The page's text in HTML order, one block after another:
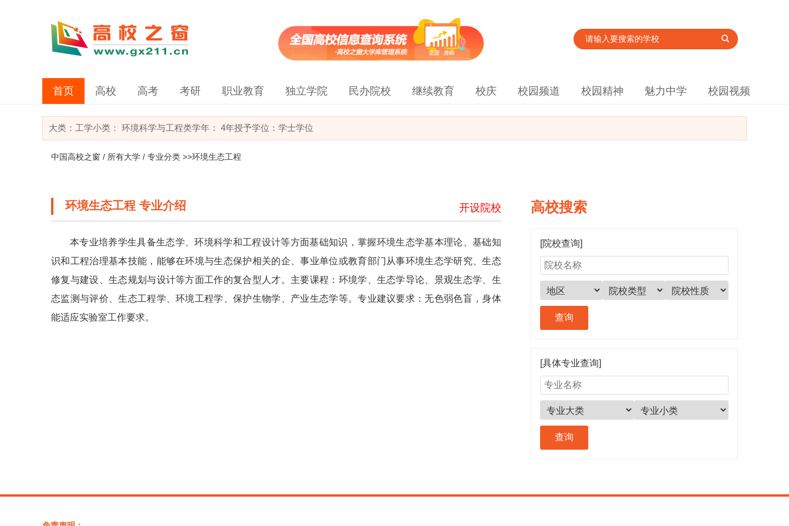
首页 高校 高考 考研 职业教育 独立学院 民办院校 继续教育 校庆 校园频道 校园精神 魅力中学 校园视频
大类： 工学小类： 环境科学与工程类学年： 4年授予学位：学士学位
中国高校之窗 / 所有大学 / 专业分类 >>环境生态工程
环境生态工程 专业介绍 开设院校
本专业培养学生具备生态学、环境科学和工程设计等方面基础知识，掌握环境生态学基本理论、基础知
识和工程治理基本技能，能够在环境与生态保护相关的企、事业单位或教育部门从事环境生态学研究、生态
修复与建设、生态规划与设计等方面工作的复合型人才。主要课程：环境学、生态学导论、景观生态学、生
态监测与评价、生态工程学、环境工程学、保护生物学、产业生态学等。专业建议要求：无色弱色盲，身体
能适应实验室工作要求。
高校搜索
[院校查询]
[具体专业查询]